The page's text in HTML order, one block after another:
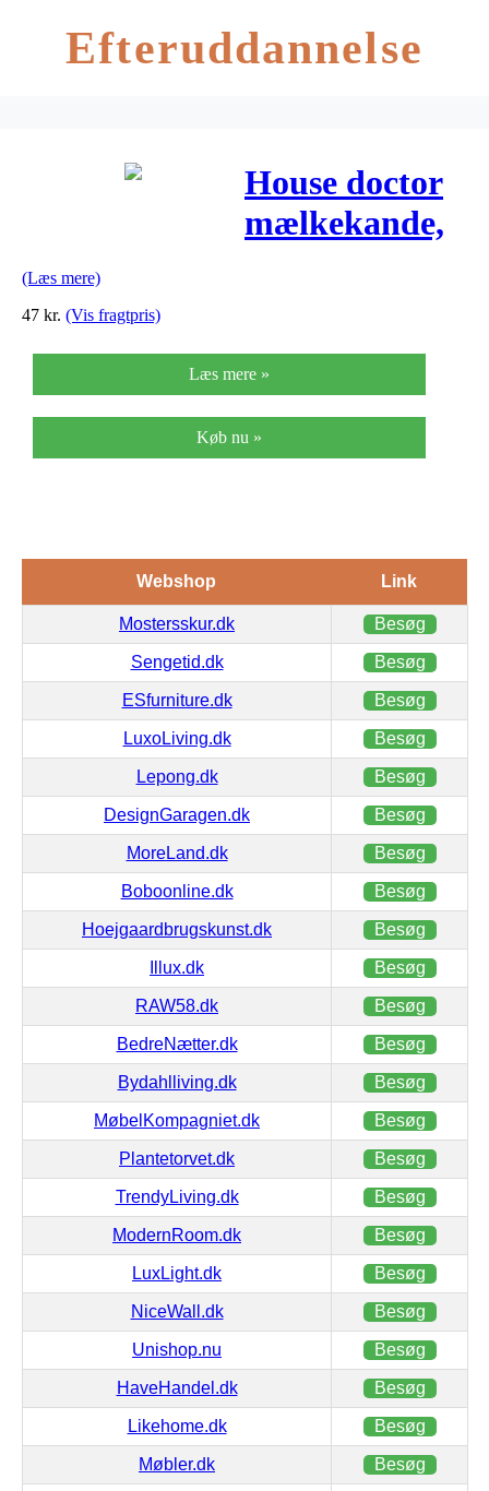
Efteruddannelse
House doctor
mælkekande,
(Læs mere)
47 kr. (Vis fragtpris)
Læs mere »
Køb nu »
Webshop Link
Mostersskur.dk Besøg
Sengetid.dk Besøg
ESfurniture.dk Besøg
LuxoLiving.dk Besøg
Lepong.dk Besøg
DesignGaragen.dk Besøg
MoreLand.dk Besøg
Boboonline.dk Besøg
Hoejgaardbrugskunst.dk Besøg
Illux.dk Besøg
RAW58.dk Besøg
BedreNætter.dk Besøg
Bydahlliving.dk Besøg
MøbelKompagniet.dk Besøg
Plantetorvet.dk Besøg
TrendyLiving.dk Besøg
ModernRoom.dk Besøg
LuxLight.dk Besøg
NiceWall.dk Besøg
Unishop.nu Besøg
HaveHandel.dk Besøg
Likehome.dk Besøg
Møbler.dk Besøg